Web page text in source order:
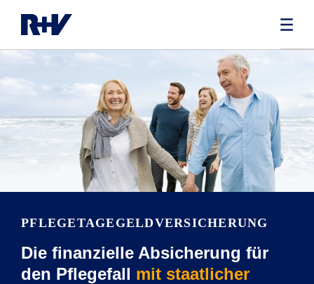
PFLEGETAGE­GELDVERSICHERUNG
Die finanzielle Absicherung für
den Pflegefall mit staatlicher